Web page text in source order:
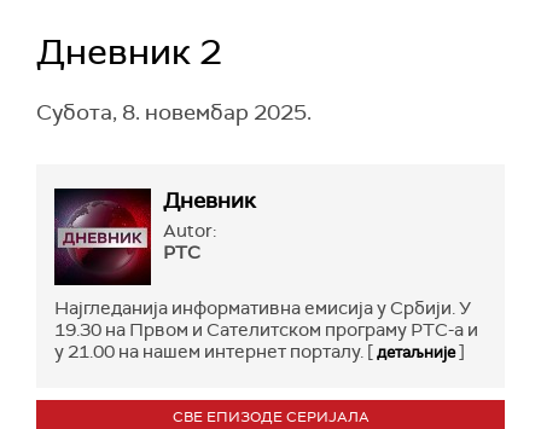
Дневник 2
Субота, 8. новембар 2025.
Дневник
Autor:
РТС
Најгледанија информативна емисија у Србији. У
19.30 на Првом и Сателитском програму РТС-а и
у 21.00 на нашем интернет порталу. [детаљније]
СВЕ ЕПИЗОДЕ СЕРИЈАЛА